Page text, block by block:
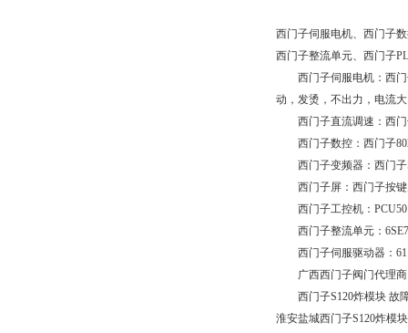
西门子伺服电机、西门子
西门子整流单元、西门子
西门子伺服电机：西门
动，发烫，不出力，电流
西门子直流调速：西门
西门子数控：西门子
西门子变频器：西门子
西门子屏：西门子按键
西门子工控机：PCU50
西门子整流单元：
西门子伺服驱动器：
广西西门子阀门代理商
西门子S120炸模块 故障
淮安盐城西门子S120炸模